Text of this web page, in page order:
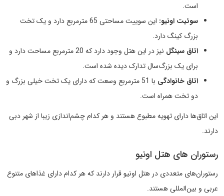
است.
سوئیت اونیو:
این سوییت مساحتی 65 مترمربع دارد و یک تخت
بزرگ کینگ دارد.
اتاق سینگل
نیز در این هتل وجود دارد که 20 مترمربع مساحت دارد و
برای یک بزرگ‌سال تدارک دیده شده است.
اتاق خانوادگی
با 51 مترمربع وسعت که دارای یک تخت خیلی بزرگ و
دو تخت همراه است.
این اتاق‌ها دارای تهویه مطبوع هستند و هر کدام چشم‌اندازی زیبا از شهر دبی
دارند.
رستوران های هتل اونیو
رستوران‌های متعددی در هتل اونیو قرار دارند که هر کدام دارای غذاهای متنوع
عربی و بین‌المللی هستند.